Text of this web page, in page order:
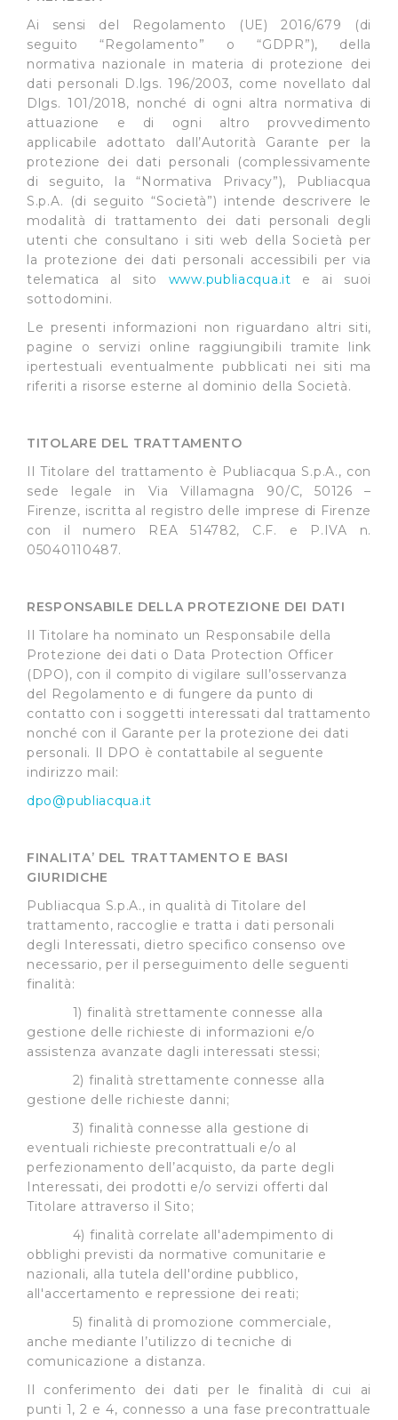
Ai sensi del Regolamento (UE) 2016/679 (di
seguito “Regolamento” o “GDPR”), della
normativa nazionale in materia di protezione dei
dati personali D.lgs. 196/2003, come novellato dal
Dlgs. 101/2018, nonché di ogni altra normativa di
attuazione e di ogni altro provvedimento
applicabile adottato dall’Autorità Garante per la
protezione dei dati personali (complessivamente
di seguito, la “Normativa Privacy”), Publiacqua
S.p.A. (di seguito “Società”) intende descrivere le
modalità di trattamento dei dati personali degli
utenti che consultano i siti web della Società per
la protezione dei dati personali accessibili per via
telematica al sito www.publiacqua.it e ai suoi
sottodomini.
Le presenti informazioni non riguardano altri siti,
pagine o servizi online raggiungibili tramite link
ipertestuali eventualmente pubblicati nei siti ma
riferiti a risorse esterne al dominio della Società.
TITOLARE DEL TRATTAMENTO
Il Titolare del trattamento è Publiacqua S.p.A., con
sede legale in Via Villamagna 90/C, 50126 –
Firenze, iscritta al registro delle imprese di Firenze
con il numero REA 514782, C.F. e P.IVA n.
05040110487.
RESPONSABILE DELLA PROTEZIONE DEI DATI
Il Titolare ha nominato un Responsabile della
Protezione dei dati o Data Protection Officer
(DPO), con il compito di vigilare sull’osservanza
del Regolamento e di fungere da punto di
contatto con i soggetti interessati dal trattamento
nonché con il Garante per la protezione dei dati
personali. Il DPO è contattabile al seguente
indirizzo mail:
dpo@publiacqua.it
FINALITA’ DEL TRATTAMENTO E BASI
GIURIDICHE
Publiacqua S.p.A., in qualità di Titolare del
trattamento, raccoglie e tratta i dati personali
degli Interessati, dietro specifico consenso ove
necessario, per il perseguimento delle seguenti
finalità:
1) finalità strettamente connesse alla
gestione delle richieste di informazioni e/o
assistenza avanzate dagli interessati stessi;
2) finalità strettamente connesse alla
gestione delle richieste danni;
3) finalità connesse alla gestione di
eventuali richieste precontrattuali e/o al
perfezionamento dell’acquisto, da parte degli
Interessati, dei prodotti e/o servizi offerti dal
Titolare attraverso il Sito;
4) finalità correlate all'adempimento di
obblighi previsti da normative comunitarie e
nazionali, alla tutela dell'ordine pubblico,
all'accertamento e repressione dei reati;
5) finalità di promozione commerciale,
anche mediante l’utilizzo di tecniche di
comunicazione a distanza.
Il conferimento dei dati per le finalità di cui ai
punti 1, 2 e 4, connesso a una fase precontrattuale